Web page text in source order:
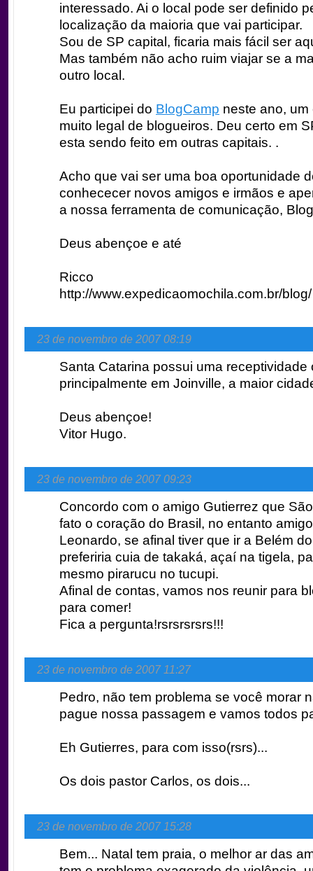
interessado. Ai o local pode ser definido
localização da maioria que vai participar.
Sou de SP capital, ficaria mais fácil ser
Mas também não acho ruim viajar se a
outro local.
Eu participei do BlogCamp neste ano, um
muito legal de blogueiros. Deu certo em
esta sendo feito em outras capitais. .
Acho que vai ser uma boa oportunidade
conhececer novos amigos e irmãos e
a nossa ferramenta de comunicação,
Deus abençoe e até
Ricco
http://www.expedicaomochila.com.br/blog/
23 de novembro de 2007 08:19
Santa Catarina possui uma receptividade
principalmente em Joinville, a maior
Deus abençoe!
Vitor Hugo.
23 de novembro de 2007 09:23
Concordo com o amigo Gutierrez que
fato o coração do Brasil, no entanto
Leonardo, se afinal tiver que ir a Belém
preferiria cuia de takaká, açaí na tigela,
mesmo pirarucu no tucupi.
Afinal de contas, vamos nos reunir para
para comer!
Fica a pergunta!rsrsrsrsrs!!!
23 de novembro de 2007 11:27
Pedro, não tem problema se você morar
pague nossa passagem e vamos todos
Eh Gutierres, para com isso(rsrs)...
Os dois pastor Carlos, os dois...
23 de novembro de 2007 15:28
Bem... Natal tem praia, o melhor ar das